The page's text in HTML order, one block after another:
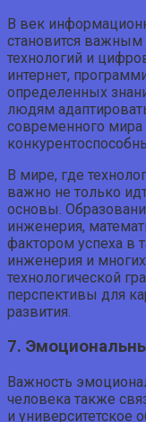
В век
становится
технологий и
интернет,
определенных
людям
современного мира
В мире, где
важно не только
основы.
инженерия,
фактором успеха в
инженерия и
технологической
перспективы для
развития.
7.
Важность
человека также
и университетское